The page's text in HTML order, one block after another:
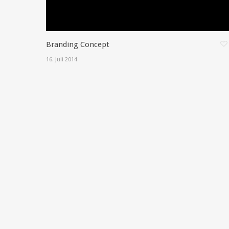
Branding Concept
16. Juli 2014